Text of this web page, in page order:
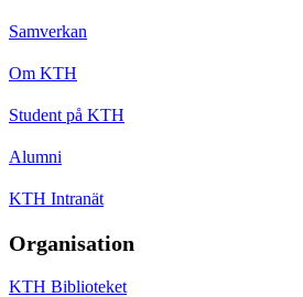
Samverkan
Om KTH
Student på KTH
Alumni
KTH Intranät
Organisation
KTH Biblioteket